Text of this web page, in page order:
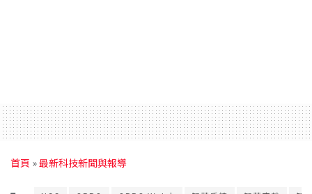
首頁 »最新科技新聞與報導